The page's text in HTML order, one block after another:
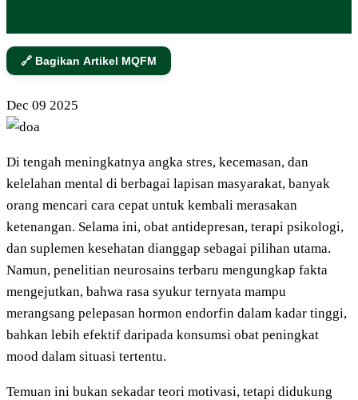
🔗 Bagikan Artikel MQFM
Dec 09 2025
Di tengah meningkatnya angka stres, kecemasan, dan
kelelahan mental di berbagai lapisan masyarakat, banyak
orang mencari cara cepat untuk kembali merasakan
ketenangan. Selama ini, obat antidepresan, terapi psikologi,
dan suplemen kesehatan dianggap sebagai pilihan utama.
Namun, penelitian neurosains terbaru mengungkap fakta
mengejutkan, bahwa rasa syukur ternyata mampu
merangsang pelepasan hormon endorfin dalam kadar tinggi,
bahkan lebih efektif daripada konsumsi obat peningkat
mood dalam situasi tertentu.
Temuan ini bukan sekadar teori motivasi, tetapi didukung